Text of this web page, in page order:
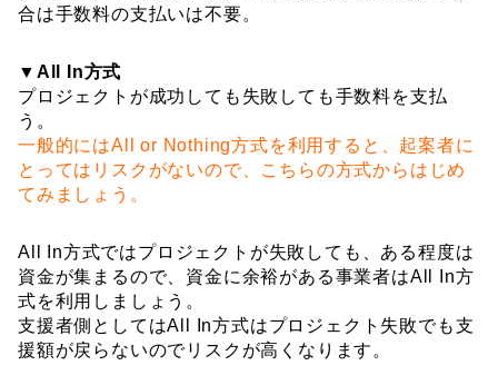
合は手数料の支払いは不要。
▼All In方式
プロジェクトが成功しても失敗しても手数料を支払
う。
一般的にはAll or Nothing方式を利用すると、起案者に
とってはリスクがないので、こちらの方式からはじめ
てみましょう。
All In方式ではプロジェクトが失敗しても、ある程度は
資金が集まるので、資金に余裕がある事業者はAll In方
式を利用しましょう。
支援者側としてはAll In方式はプロジェクト失敗でも支
援額が戻らないのでリスクが高くなります。